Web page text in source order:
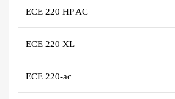
ECE 220 HP AC
ECE 220 XL
ECE 220-ac